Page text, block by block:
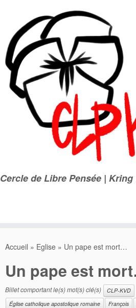
contenu
Cercle de Libre Pensée |
Accueil » Eglise » Un pape est mort…
Un pape est
Billet comportant le(s) mot(s) clé(s)
CLP-KVD
Église catholique apostolique romaine
François